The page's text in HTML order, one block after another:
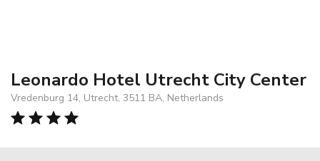
Leonardo Hotel Utrecht City Center
Vredenburg 14, Utrecht, 3511 BA, Netherlands